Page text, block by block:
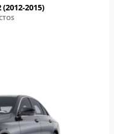
(2012-2015)